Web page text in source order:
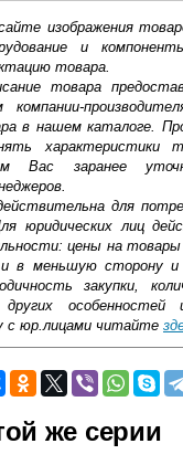
изображения
и
товара.
товара
компании-
в нашем каталоге.
характеристики
Вас заранее
для
юридических лиц
цены на
в меньшую сторону
закупки,
особенностей
с юр.лицами читайте
же серии